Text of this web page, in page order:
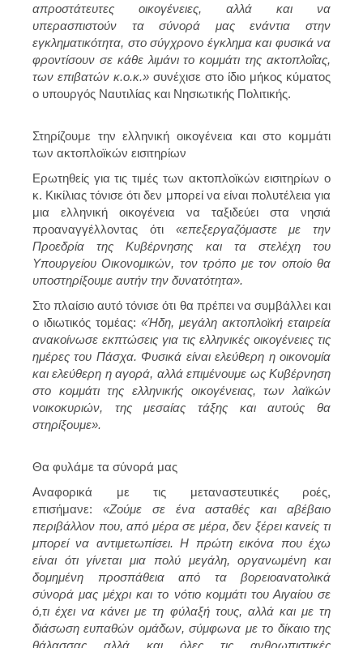
απροστάτευτες οικογένειες, αλλά και να
υπερασπιστούν τα σύνορά μας ενάντια στην
εγκληματικότητα, στο σύγχρονο έγκλημα και φυσικά να
φροντίσουν σε κάθε λιμάνι το κομμάτι της ακτοπλοΐας,
των επιβατών κ.ο.κ.» συνέχισε στο ίδιο μήκος κύματος
ο υπουργός Ναυτιλίας και Νησιωτικής Πολιτικής.
Στηρίζουμε την ελληνική οικογένεια και στο κομμάτι
των ακτοπλοϊκών εισιτηρίων
Ερωτηθείς για τις τιμές των ακτοπλοϊκών εισιτηρίων ο
κ. Κικίλιας τόνισε ότι δεν μπορεί να είναι πολυτέλεια για
μια ελληνική οικογένεια να ταξιδεύει στα νησιά
προαναγγέλλοντας ότι «επεξεργαζόμαστε με την
Προεδρία της Κυβέρνησης και τα στελέχη του
Υπουργείου Οικονομικών, τον τρόπο με τον οποίο θα
υποστηρίξουμε αυτήν την δυνατότητα».
Στο πλαίσιο αυτό τόνισε ότι θα πρέπει να συμβάλλει και
ο ιδιωτικός τομέας: «Ήδη, μεγάλη ακτοπλοϊκή εταιρεία
ανακοίνωσε εκπτώσεις για τις ελληνικές οικογένειες τις
ημέρες του Πάσχα. Φυσικά είναι ελεύθερη η οικονομία
και ελεύθερη η αγορά, αλλά επιμένουμε ως Κυβέρνηση
στο κομμάτι της ελληνικής οικογένειας, των λαϊκών
νοικοκυριών, της μεσαίας τάξης και αυτούς θα
στηρίξουμε».
Θα φυλάμε τα σύνορά μας
Αναφορικά με τις μεταναστευτικές ροές,
επισήμανε: «Ζούμε σε ένα ασταθές και αβέβαιο
περιβάλλον που, από μέρα σε μέρα, δεν ξέρει κανείς τι
μπορεί να αντιμετωπίσει. Η πρώτη εικόνα που έχω
είναι ότι γίνεται μια πολύ μεγάλη, οργανωμένη και
δομημένη προσπάθεια από τα βορειοανατολικά
σύνορά μας μέχρι και το νότιο κομμάτι του Αιγαίου σε
ό,τι έχει να κάνει με τη φύλαξή τους, αλλά και με τη
διάσωση ευπαθών ομάδων, σύμφωνα με το δίκαιο της
θάλασσας αλλά και όλες τις ανθρωπιστικές